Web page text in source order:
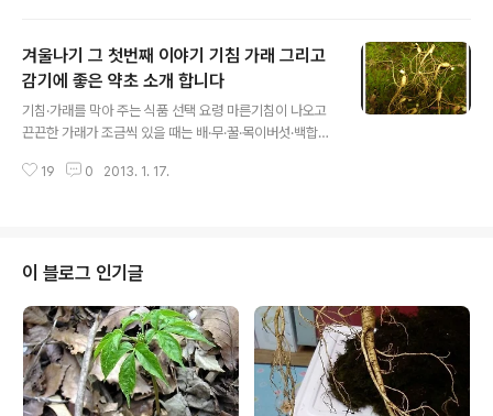
요 하다 하겟읍니다. 산원 적음 상기 사진은 자연산 더덕 입
니다. 한방에서는 사삼이라고 하지요. 물론 건강에 좋은 약
초이며, 그 맛이 달고, 따뜻하여 소음인 체질에는 아주 좋은
식물입니다, 약초는 음지식물과 양지식물 그리고 반음방향
니 해도 반음 반향의 약초가 재일 입니다, 산원 적음 상기
겨울나기 그 첫번째 이야기 기침 가래 그리고
감기에 좋은 약초 소개 합니다
기침·가래를 막아 주는 식품 선택 요령 마른기침이 나오고
끈끈한 가래가 조금씩 있을 때는 배·무·꿀·목이버섯·백합뿌
깨끗이 닦아 내고 흐르는 물에 씻은 다음서늘한 곳에서 말
가 끓는 증세에는 진피나 유자가 좋다. 누런 색의 가래가 끼
고 열이 있을 때는 몸을 차게 하는 성질이 있는 무 또는 동
아, 배, 해조류, 감 등을 먹는다. 무는 삶거나 달여서 먹는 것
보다 생즙을 마시는 것이 더욱 효과적. 한기가 들거나 맑은
색의 가래가 나올 때는 몸을 따뜻하게 해주는 마늘, 생강,
파, 진피,..
19 0 2013. 1. 17.
이 블로그 인기글